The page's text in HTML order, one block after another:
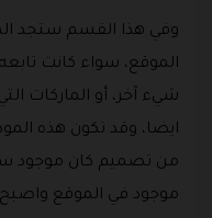
وفي هذا القسم ستجد
الموقع، سواء كانت
شيء آخر، أو الماركات
ايضا، وقد تكون هذه
من تصميم كان موجود
موجود في الموقع واصبح